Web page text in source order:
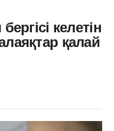
келетін
қалай